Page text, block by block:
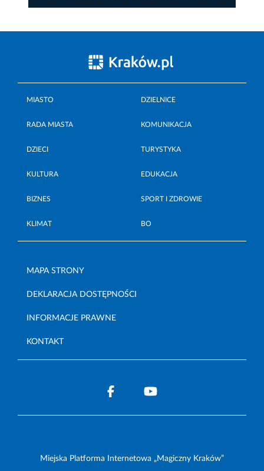
MIASTO DZIELNICE
RADA MIASTA KOMUNIKACJA
DZIECI TURYSTYKA
KULTURA EDUKACJA
BIZNES SPORT I ZDROWIE
KLIMAT BO
MAPA STRONY
DEKLARACJA DOSTĘPNOŚCI
INFORMACJE PRAWNE
KONTAKT
Miejska Platforma Internetowa „Magiczny Kraków”